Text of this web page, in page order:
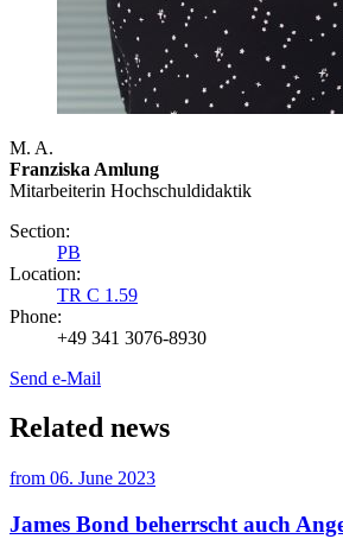
M. A.
Franziska Amlung
Mitarbeiterin Hochschuldidaktik
Section:
PB
Location:
TR C 1.59
Phone:
+49 341 3076-8930
Send e-Mail
Related news
from 06. June 2023
James Bond beherrscht auch